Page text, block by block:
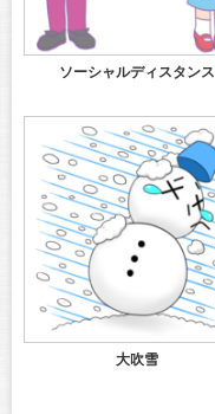
ソーシャルディスタンス
大吹雪